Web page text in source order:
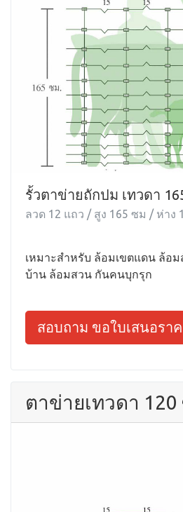
รั้วตาข่ายถักปม เทวดา
ลวด 12 แถว / สูง 165 ซม / ห่าง
เหมาะสำหรับ ล้อมเขตแดน ล้อ
บ้าน ล้อมสวน กันคนบุกรุก
สอบถาม ขอใบเสนอรา
ตาข่ายเทวดา 120